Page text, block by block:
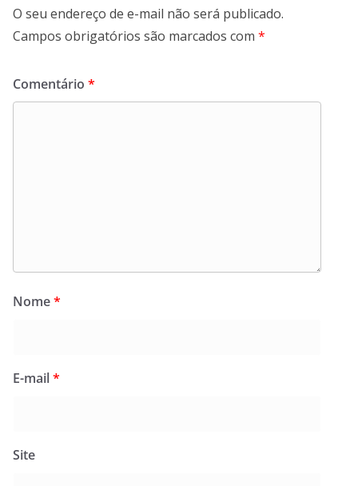
O seu endereço de e-mail não será publicado.
Campos obrigatórios são marcados com *
Comentário *
Nome*
E-mail*
Site